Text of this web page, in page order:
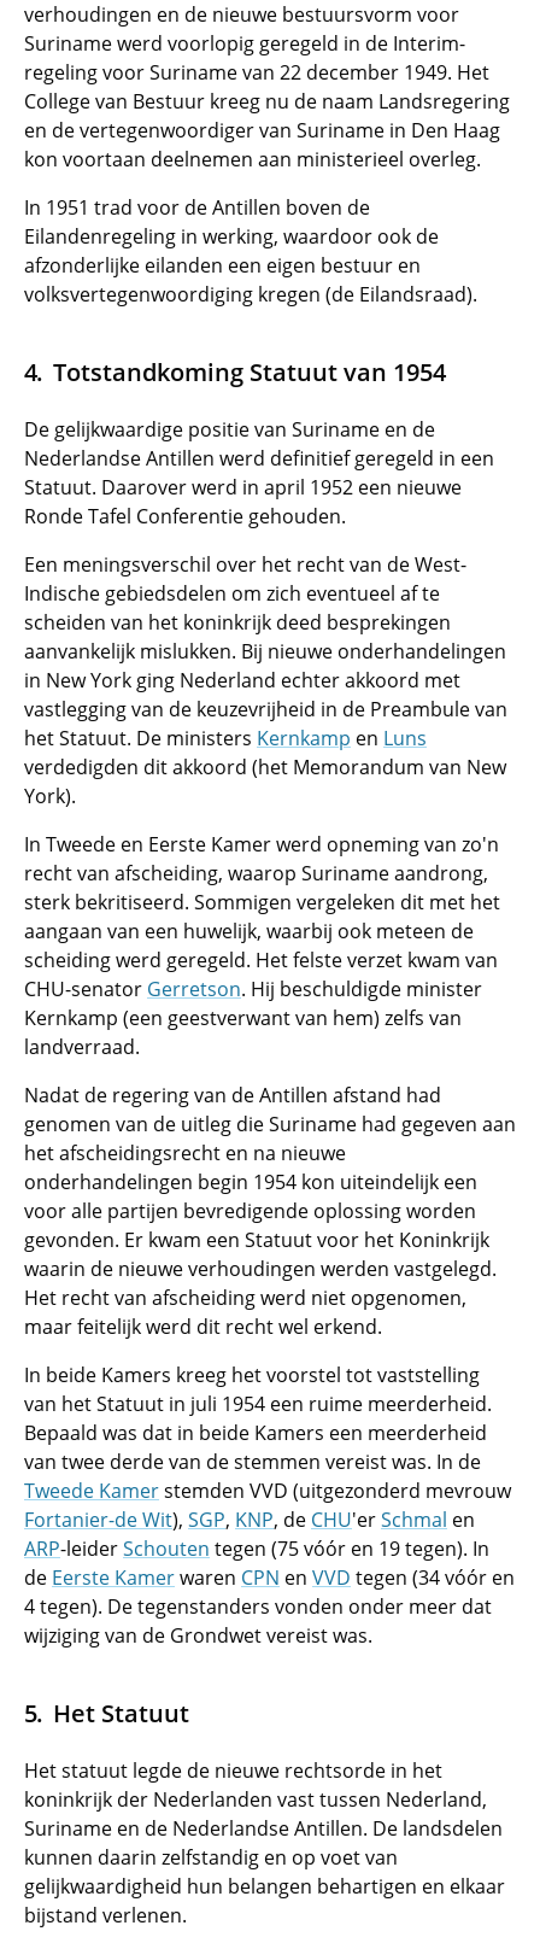
verhoudingen en de nieuwe bestuursvorm voor
Suriname werd voorlopig geregeld in de Interim-
regeling voor Suriname van 22 december 1949. Het
College van Bestuur kreeg nu de naam Landsregering
en de vertegenwoordiger van Suriname in Den Haag
kon voortaan deelnemen aan ministerieel overleg.
In 1951 trad voor de Antillen boven de
Eilandenregeling in werking, waardoor ook de
afzonderlijke eilanden een eigen bestuur en
volksvertegenwoordiging kregen (de Eilandsraad).
Totstandkoming Statuut van 1954
De gelijkwaardige positie van Suriname en de
Nederlandse Antillen werd definitief geregeld in een
Statuut. Daarover werd in april 1952 een nieuwe
Ronde Tafel Conferentie gehouden.
Een meningsverschil over het recht van de West-
Indische gebiedsdelen om zich eventueel af te
scheiden van het koninkrijk deed besprekingen
aanvankelijk mislukken. Bij nieuwe onderhandelingen
in New York ging Nederland echter akkoord met
vastlegging van de keuzevrijheid in de Preambule van
het Statuut. De ministers Kernkamp en Luns
verdedigden dit akkoord (het Memorandum van New
York).
In Tweede en Eerste Kamer werd opneming van zo'n
recht van afscheiding, waarop Suriname aandrong,
sterk bekritiseerd. Sommigen vergeleken dit met het
aangaan van een huwelijk, waarbij ook meteen de
scheiding werd geregeld. Het felste verzet kwam van
CHU-senator Gerretson. Hij beschuldigde minister
Kernkamp (een geestverwant van hem) zelfs van
landverraad.
Nadat de regering van de Antillen afstand had
genomen van de uitleg die Suriname had gegeven aan
het afscheidingsrecht en na nieuwe
onderhandelingen begin 1954 kon uiteindelijk een
voor alle partijen bevredigende oplossing worden
gevonden. Er kwam een Statuut voor het Koninkrijk
waarin de nieuwe verhoudingen werden vastgelegd.
Het recht van afscheiding werd niet opgenomen,
maar feitelijk werd dit recht wel erkend.
In beide Kamers kreeg het voorstel tot vaststelling
van het Statuut in juli 1954 een ruime meerderheid.
Bepaald was dat in beide Kamers een meerderheid
van twee derde van de stemmen vereist was. In de
Tweede Kamerstemden VVD (uitgezonderd mevrouw
Fortanier-de Wit), SGP, KNP, de CHU'erSchmal en
ARP-leiderSchouten tegen (75 vóór en 19 tegen). In
de Eerste Kamerwaren CPN en VVD tegen (34 vóór en
4 tegen). De tegenstanders vonden onder meer dat
wijziging van de Grondwet vereist was.
Het Statuut
Het statuut legde de nieuwe rechtsorde in het
koninkrijk der Nederlanden vast tussen Nederland,
Suriname en de Nederlandse Antillen. De landsdelen
kunnen daarin zelfstandig en op voet van
gelijkwaardigheid hun belangen behartigen en elkaar
bijstand verlenen.